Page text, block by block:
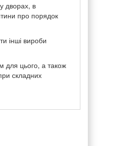
дворах, в
про порядок
інші вироби
для цього, а також
складних